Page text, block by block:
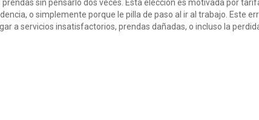
sin pensarlo dos veces. Esta elección es motivada por
o simplemente porque le pilla de paso al ir al trabajo. Este
a servicios insatisfactorios, prendas dañadas, o incluso la